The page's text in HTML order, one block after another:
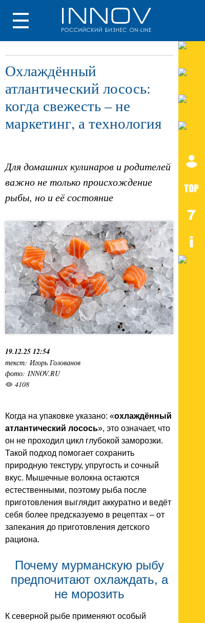
Охлаждённый
атлантический лосось:
когда свежесть – не
маркетинг, а технология
Для домашних кулинаров и родителей
важно не только происхождение
рыбы, но и её состояние
19.12.25 12:54
текст: Игорь Голованов
фото: INNOV.RU
4108
Когда на упаковке указано: «охлаждённый
атлантический лосось», это означает, что
он не проходил цикл глубокой заморозки.
Такой подход помогает сохранить
природную текстуру, упругость и сочный
вкус. Мышечные волокна остаются
естественными, поэтому рыба после
приготовления выглядит аккуратно и ведёт
себя более предсказуемо в рецептах – от
запекания до приготовления детского
рациона.
Почему мурманскую рыбу
предпочитают охлаждать, а
не морозить
К северной рыбе применяют особый